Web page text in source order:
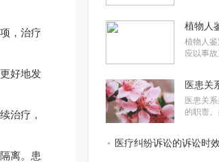
，治疗
好地发
治疗，
离。患
合条件的
书并移
护性约
植物人
植物人
应以事
票据、
物人司
初次鉴
医患关
医患关
的职责
中，办公
医疗纠纷诉讼的诉讼时